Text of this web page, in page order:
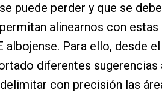
puede perder y que se
alinearnos con estas
albojense. Para ello, desde
diferentes
con precisión las